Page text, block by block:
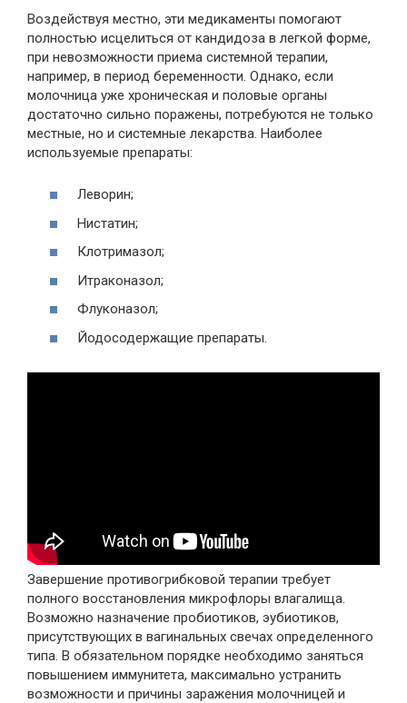
Воздействуя местно, эти медикаменты помогают
полностью исцелиться от кандидоза в легкой форме,
при невозможности приема системной терапии,
например, в период беременности. Однако, если
молочница уже хроническая и половые органы
достаточно сильно поражены, потребуются не только
местные, но и системные лекарства. Наиболее
используемые препараты:
Леворин;
Нистатин;
Клотримазол;
Итраконазол;
Флуконазол;
Йодосодержащие препараты.
Завершение противогрибковой терапии требует
полного восстановления микрофлоры влагалища.
Возможно назначение пробиотиков, эубиотиков,
присутствующих в вагинальных свечах определенного
типа. В обязательном порядке необходимо заняться
повышением иммунитета, максимально устранить
возможности и причины заражения молочницей и